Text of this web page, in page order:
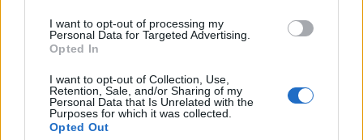
I want to opt-out of processing my
Personal Data for Targeted Advertising.
Opted In
I want to opt-out of Collection, Use,
Retention, Sale, and/or Sharing of my
Personal Data that Is Unrelated with the
Purposes for which it was collected.
Opted Out
Előfizetés
MÁR ELŐFIZETŐNK VAGY?BEJELENTKEZÉS